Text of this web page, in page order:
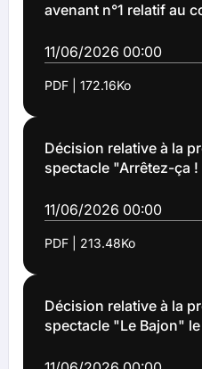
avenant n°1 relatif au
divers logements et
PT25063 (Décision
11/06/2026 00:00
PDF | 172.16Ko
Décision relative à la
spectacle "Arrêtez-ça
20 heures au Théâtre
Colisée (Décision
11/06/2026 00:00
PDF | 213.48Ko
Décision relative à la
spectacle "Le Bajon" le
Municipal le Colisée